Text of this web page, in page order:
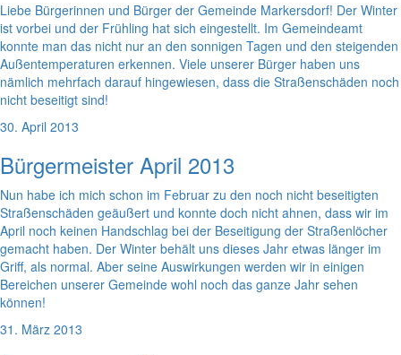
Liebe Bürgerinnen und Bürger der Gemeinde Markersdorf! Der Winter
ist vorbei und der Frühling hat sich eingestellt. Im Gemeindeamt
konnte man das nicht nur an den sonnigen Tagen und den steigenden
Außentemperaturen erkennen. Viele unserer Bürger haben uns
nämlich mehrfach darauf hingewiesen, dass die Straßenschäden noch
nicht beseitigt sind!
30. April 2013
Bürgermeister April 2013
Nun habe ich mich schon im Februar zu den noch nicht beseitigten
Straßenschäden geäußert und konnte doch nicht ahnen, dass wir im
April noch keinen Handschlag bei der Beseitigung der Straßenlöcher
gemacht haben. Der Winter behält uns dieses Jahr etwas länger im
Griff, als normal. Aber seine Auswirkungen werden wir in einigen
Bereichen unserer Gemeinde wohl noch das ganze Jahr sehen
können!
31. März 2013